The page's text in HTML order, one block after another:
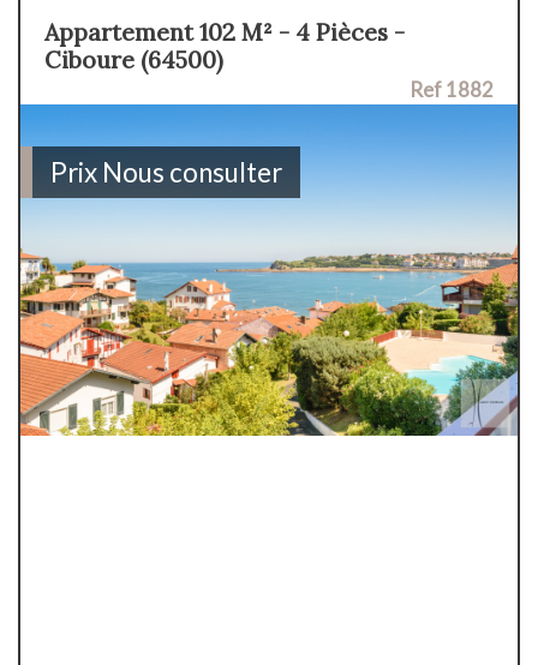
Appartement 102 M² - 4 Pièces -
Ciboure (64500)
Ref 1882
Prix Nous consulter